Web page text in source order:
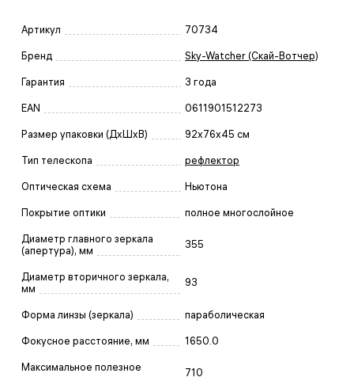
Артикул 70734
Бренд Sky-Watcher (Скай-Вотчер)
Гарантия 3 года
EAN 0611901512273
Размер упаковки (ДxШxВ) 92x76x45 см
Тип телескопа рефлектор
Оптическая схема Ньютона
Покрытие оптики полное многослойное
Диаметр главного зеркала
(апертура), мм
355
Диаметр вторичного зеркала,
мм
93
Форма линзы (зеркала) параболическая
Фокусное расстояние, мм 1650.0
Максимальное полезное
710